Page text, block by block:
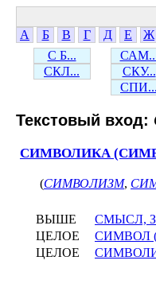
А
Б В Г Д Е Ж
С Б...
СКЛ...
СКУ...
СПИ...
Текстовый вход:
СИМВОЛИКА
(СИМВОЛИЗМ,
ВЫШЕ
СМЫСЛ,
ЦЕЛОЕ
СИМВОЛ
ЦЕЛОЕ